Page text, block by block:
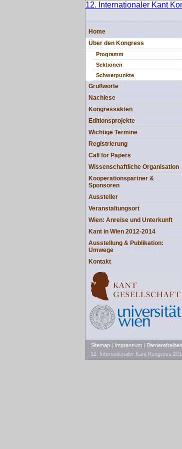
12. Internationaler Kant
Home
Über den Kongress
Programm
Sektionen
Schwerpunkte
Grußworte
Nachlese
Kongressakten
Editionsprojekte
Wichtige Termine
Registrierung
Call for Papers
Wissenschaftliche Organisation
Kooperationspartner &
Sponsoren
Aussteller
Veranstaltungsort
Wien: Anreise und Unterkunft
Kant in Wien 2012-2014
Ausstellung & Publikation:
Umwege
Kontakt
Sitemap| Impressum| Barrierefreiheit
12. Internationaler Kant Kongress